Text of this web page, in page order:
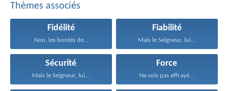
Thèmes associés
Fidélité
Non, les bontés de...
Fiabilité
Mais le Seigneur, lui...
Sécurité
Mais le Seigneur, lui...
Force
Ne sois pas effrayé...